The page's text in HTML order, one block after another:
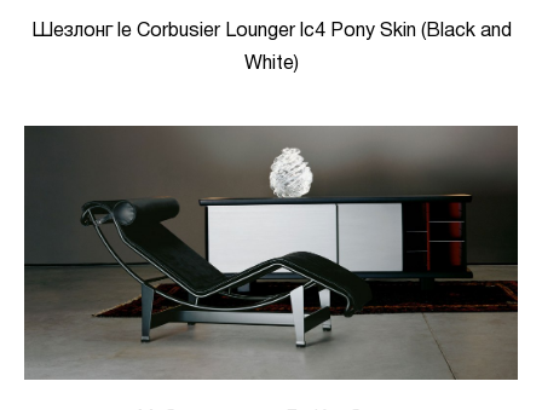
Шезлонг le Corbusier Lounger lc4 Pony Skin (Black and
White)